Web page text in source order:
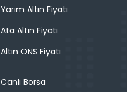
Yarım Altın Fiyatı
Ata Altın Fiyatı
Altın ONS Fiyatı
Canlı Borsa